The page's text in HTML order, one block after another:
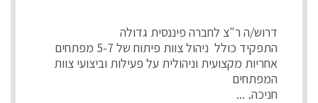
דרוש/ה ר"צ לחברה פיננסית גדולה
התפקיד כולל ניהול צוות פיתוח של 5-7 מפתחים
אחריות מקצועית וניהולית על פעילות וביצועי צוות
המפתחים
חניכה, ...